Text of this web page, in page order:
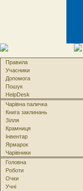
Правила
Учасники
Допомога
Пошук
HelpDesk
Чарівна паличка
Книга заклинань
Зілля
Крамниця
Інвентар
Ярмарок
Чарівники
Головна
Роботи
Очки
Учні